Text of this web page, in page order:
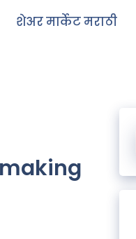
शेअर मार्केट मराठी